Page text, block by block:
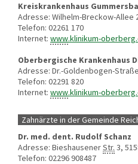
Kreiskrankenhaus
Adresse: Wilhelm-Breckow-Allee
Telefon: 02261 170
Internet: www.klinikum-
Oberbergische Krankenhaus
Adresse: Dr.-Goldenbogen-
Telefon: 02291 820
Internet: www.klinikum-
Zahnärzte in der Gemeinde
Dr. med. dent. Rudolf Schanz
Adresse: BieshausenerStr. 3,
Telefon: 02296 908487